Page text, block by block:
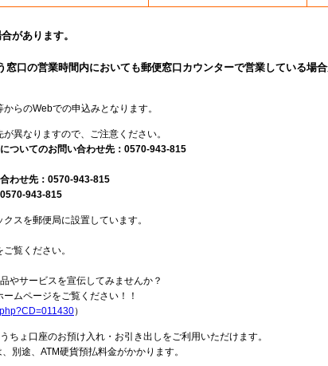
があります。
口の営業時間内においても郵便窓口カウンターで営業している場
らのWebでの申込みとなります。
異なりますので、ご注意ください。
ついてのお問い合わせ先：0570-943-815
わせ先：0570-943-815
943-815
スを郵便局に設置しています。
覧ください。
やサービスを宣伝してみませんか？
ムページをご覧ください！！
）
ちょ口座のお預け入れ・お引き出しをご利用いただけます。
別途、ATM硬貨預払料金がかかります。